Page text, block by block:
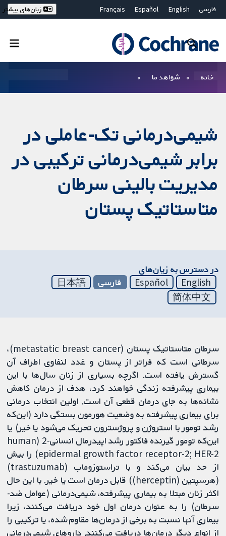
فارسی English
Español
Français
Bahasa Malaysia
ไทย
繁體中文
زبان‌های بیشتر
خانه شواهد ما
شیمی‌درمانی تک‌-عاملی در
برابر شیمی‌درمانی ترکیبی در
مدیریت بالینی سرطان
متاستاتیک پستان
در دسترس به زیان‌های
English
Español فارسی
日本語
简体中文
سرطان متاستاتیک پستان (metastatic breast cancer)،
سرطانی است که فراتر از پستان و غدد لنفاوی اطراف آن
گسترش یافته است. اگرچه بسیاری از زنان سال‌ها با این
بیماری پیشرفته زندگی خواهند کرد، هدف از درمان کاهش
نشانه‌ها به جای درمان قطعی آن است. اولین انتخاب درمانی
برای بیماری پیشرفته به وضعیت هورمون بستگی دارد (این‌که
رشد تومور با استروژن و پروژسترون تحریک می‌شود یا خیر) یا
این‌که تومور گیرنده فاکتور رشد اپیدرمال انسانی-2 (human
epidermal growth factor receptor-2; HER-2) را بیش
از حد بیان می‌کند و با تراستوزوماب (trastuzumab)
(هرسپتین (herceptin)) قابل درمان است یا خیر. با این حال
اکثر زنان مبتلا به بیماری پیشرفته، شیمی‌درمانی (عوامل ضد-
سرطان) را به عنوان درمان اول خود دریافت می‌کنند، زیرا
بیماری آنها نسبت به برخی از درمان‌ها مقاوم شده، یا ترکیبی را
از انواع دیگر درمان‌ها دریافت می‌کنند. داروهای شیمی‌درمانی